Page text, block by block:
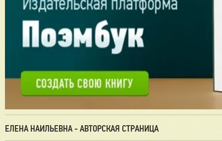
ЕЛЕНА НАИЛЬЕВНА - АВТОРСКАЯ СТРАНИЦА